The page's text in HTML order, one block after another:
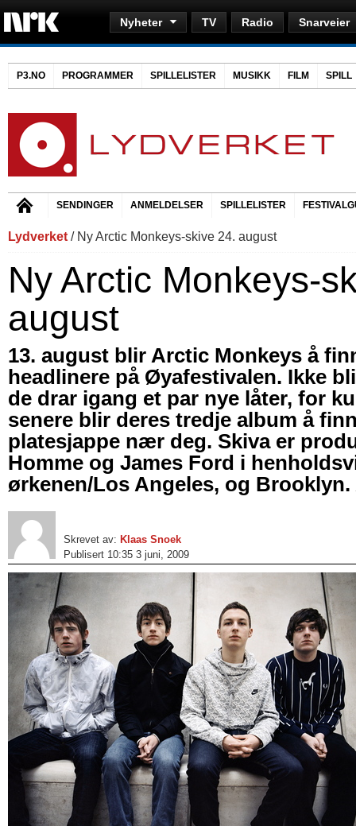
Nyheter TV Radio Snarveier
P3.NO PROGRAMMER SPILLELISTER MUSIKK FILM SPILL
SENDINGER ANMELDELSER SPILLELISTER
Lydverket / Ny Arctic Monkeys-skive 24. august
Ny Arctic Monkeys-
august
13. august blir Arctic Monkeys å
headlinere på Øyafestivalen. Ikke
de drar igang et par nye låter, for
senere blir deres tredje album å
platesjappe nær deg. Skiva er
Homme og James Ford i
ørkenen/Los Angeles, og
Skrevet av: Klaas Snoek
Publisert 10:35 3 juni, 2009